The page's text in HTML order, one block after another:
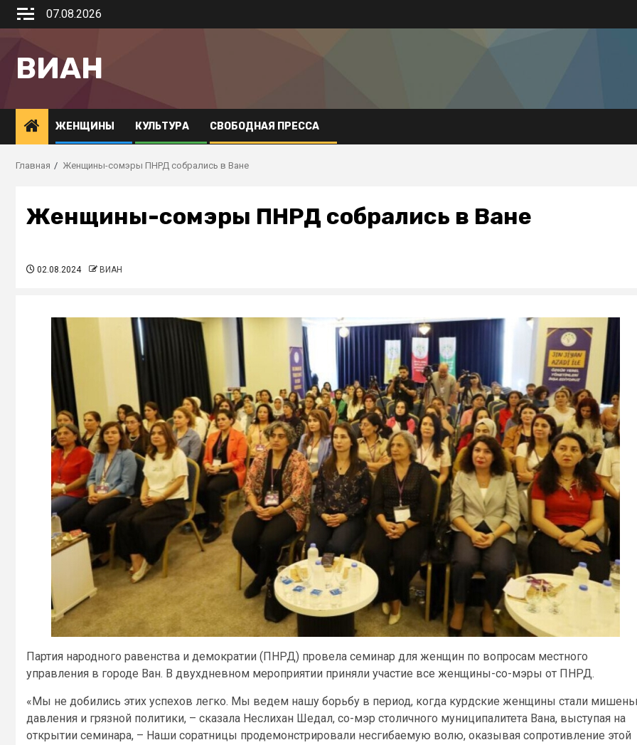
07.08.2026
ВИАН
ЖЕНЩИНЫ КУЛЬТУРА СВОБОДНАЯ ПРЕССА
Главная Женщины-сомэры ПНРД собрались в Ване
Женщины-сомэры ПНРД собрались в Ване
02.08.2024 ВИАН
Партия народного равенства и демократии (ПНРД) провела семинар для женщин по вопросам местного
управления в городе Ван. В двухдневном мероприятии приняли участие все женщины-со-мэры от ПНРД.
«Мы не добились этих успехов легко. Мы ведем нашу борьбу в период, когда курдские женщины стали
давления и грязной политики, – сказала Неслихан Шедал, со-мэр столичного муниципалитета Вана, выступая на
открытии семинара, – Наши соратницы продемонстрировали несгибаемую волю, оказывая сопротивление этой